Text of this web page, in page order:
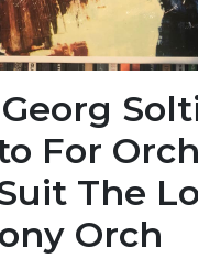
For
The
Orch